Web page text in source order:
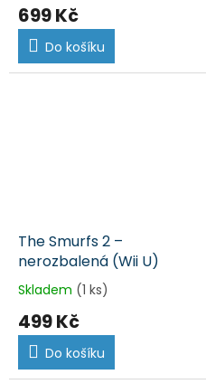
699 Kč
Do košíku
The Smurfs 2 –
nerozbalená (Wii U)
Skladem (1 ks)
499 Kč
Do košíku